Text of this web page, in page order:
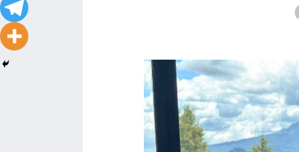
acceso
accidente